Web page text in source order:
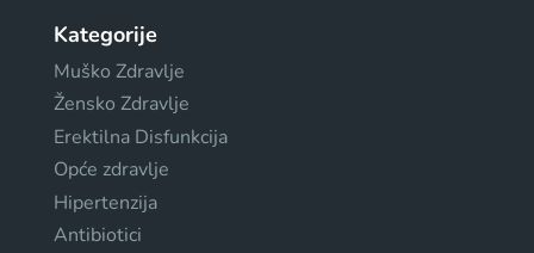
Kategorije
Muško Zdravlje
Žensko Zdravlje
Erektilna Disfunkcija
Opće zdravlje
Hipertenzija
Antibiotici